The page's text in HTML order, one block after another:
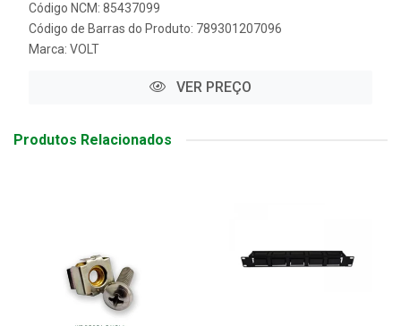
Código NCM: 85437099
Código de Barras do Produto: 789301207096
Marca: VOLT
VER PREÇO
Produtos Relacionados